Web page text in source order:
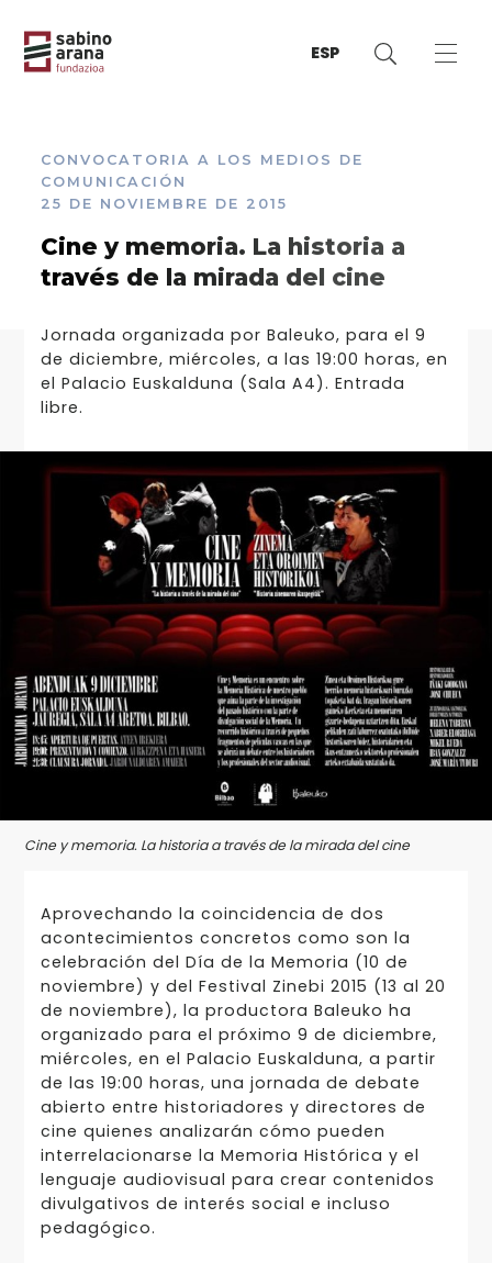
ESP
CONVOCATORIA A LOS MEDIOS DE
COMUNICACIÓN
25 DE NOVIEMBRE DE 2015
Cine y memoria. La historia a
través de la mirada del cine
Jornada organizada por Baleuko, para el 9
de diciembre, miércoles, a las 19:00 horas, en
el Palacio Euskalduna (Sala A4). Entrada
libre.
Cine y memoria. La historia a través de la mirada del cine
Aprovechando la coincidencia de dos
acontecimientos concretos como son la
celebración del Día de la Memoria (10 de
noviembre) y del Festival Zinebi 2015 (13 al 20
de noviembre), la productora Baleuko ha
organizado para el próximo 9 de diciembre,
miércoles, en el Palacio Euskalduna, a partir
de las 19:00 horas, una jornada de debate
abierto entre historiadores y directores de
cine quienes analizarán cómo pueden
interrelacionarse la Memoria Histórica y el
lenguaje audiovisual para crear contenidos
divulgativos de interés social e incluso
pedagógico.